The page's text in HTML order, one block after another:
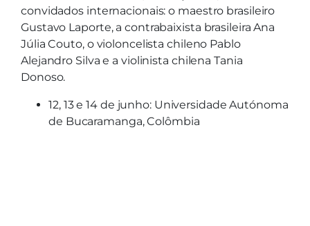
convidados internacionais: o maestro brasileiro
Gustavo Laporte, a contrabaixista brasileira Ana
Júlia Couto, o violoncelista chileno Pablo
Alejandro Silva e a violinista chilena Tania
Donoso.
12, 13 e 14 de junho: Universidade Autónoma
de Bucaramanga, Colômbia